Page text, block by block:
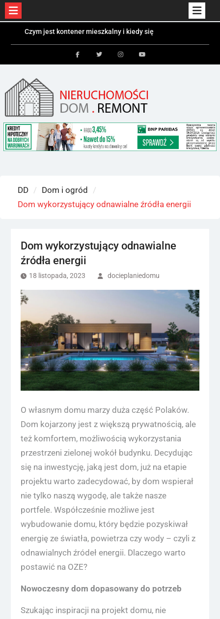
Czym jest kontener mieszkalny i kiedy się
sprawdzi?
Kolektory słoneczne a fotowoltaika – różnice i
zastosowania
Bezpieczeństwo dzieci i zwierząt w ogrodzie –
jakie ogrodzenie wybrać?
DD
Dom i ogród
Dom wykorzystujący odnawialne źródła energii
Dom wykorzystujący odnawialne
źródła energii
18 listopada, 2023 docieplaniedomu
O własnym domu marzy duża część Polaków.
Dom kojarzony jest z większą prywatnością, ale
też komfortem, możliwością wykorzystania
przestrzeni zielonej wokół budynku. Decydując
się na inwestycję, jaką jest dom, już na etapie
projektu warto zadecydować, by dom wspierał
nie tylko naszą wygodę, ale także nasze
portfele. Współcześnie możliwe jest
wybudowanie domu, który będzie pozyskiwał
energię ze światła, powietrza czy wody – czyli z
odnawialnych źródeł energii. Dlaczego warto
postawić na OZE?
Nowoczesny dom dopasowany do potrzeb
Szukając inspiracji na projekt domu, nie